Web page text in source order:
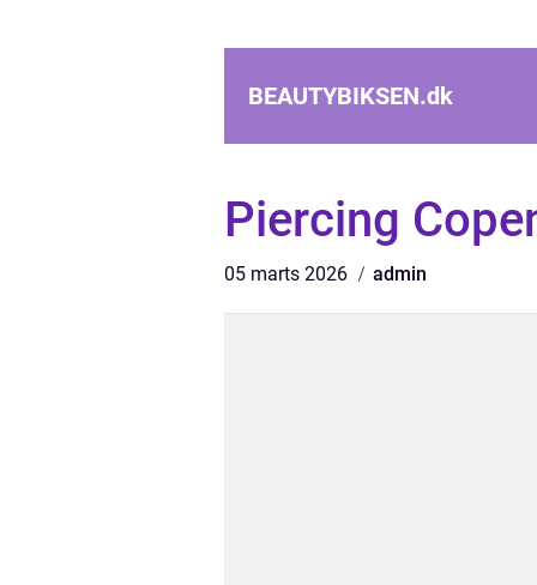
BEAUTYBIKSEN.dk
Piercing
05 marts 2026 admin